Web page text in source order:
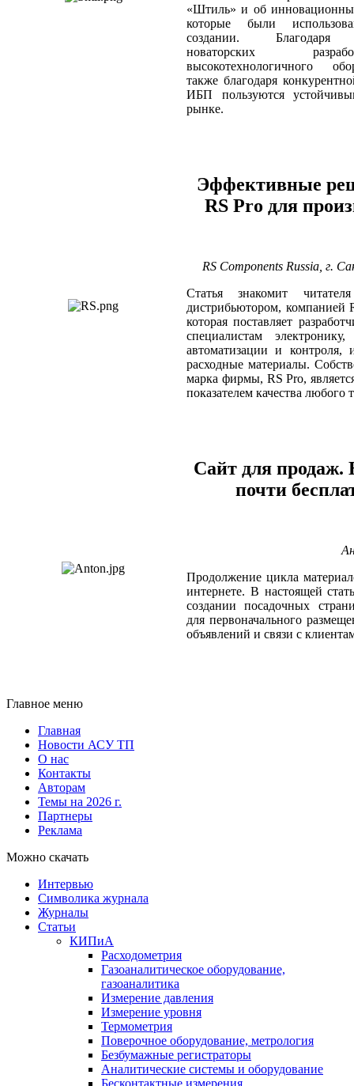
«Штиль» и об
которые были
создании. Благодаря
новаторских
высокотехнологичного
также благодаря
ИБП пользуются
рынке.
Эффективные
RS Pro для
RS Components Russia, г.
Статья знакомит
дистрибьютором, компанией
которая поставляет
специалистам
автоматизации и контроля,
расходные материалы.
марка фирмы, RS Pro,
показателем качества любого
Сайт для продаж.
почти
Продолжение цикла
интернете. В настоящей
создании посадочных
для первоначального
объявлений и связи с
Главное меню
Главная
Новости АСУ ТП
О нас
Контакты
Авторам
Темы на 2026 г.
Партнеры
Реклама
Можно скачать
Интервью
Символика журнала
Журналы
Статьи
КИПиА
Расходометрия
Газоаналитическое оборудование,
газоаналитика
Измерение давления
Измерение уровня
Термометрия
Поверочное оборудование, метрология
Безбумажные регистраторы
Аналитические системы и оборудование